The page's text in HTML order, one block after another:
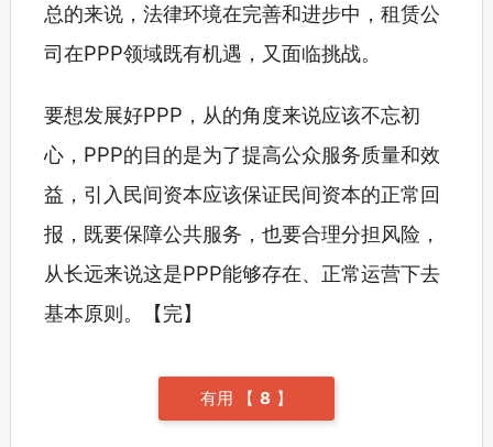
总的来说，法律环境在完善和进步中，租赁公
司在PPP领域既有机遇，又面临挑战。
要想发展好PPP，从的角度来说应该不忘初
心，PPP的目的是为了提高公众服务质量和效
益，引入民间资本应该保证民间资本的正常回
报，既要保障公共服务，也要合理分担风险，
从长远来说这是PPP能够存在、正常运营下去
基本原则。【完】
有用 【 8 】